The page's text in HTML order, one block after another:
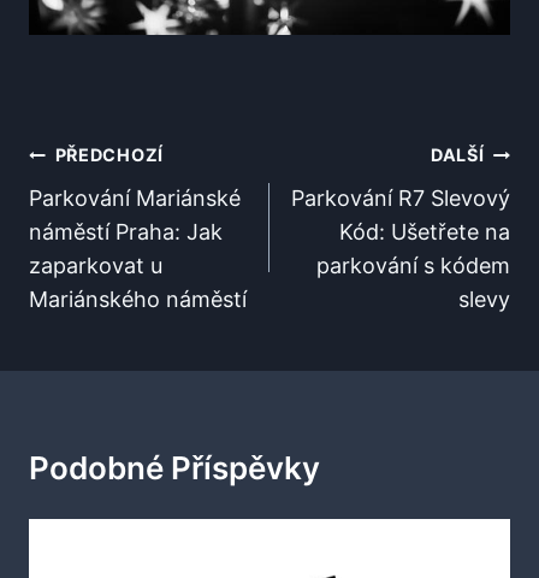
Navigace
Pro
Příspěvek
PŘEDCHOZÍ
Parkování Mariánské
náměstí Praha: Jak
zaparkovat u
Mariánského náměstí
DALŠÍ
Parkování R7 Slevový
Kód: Ušetřete na
parkování s kódem
slevy
Podobné Příspěvky